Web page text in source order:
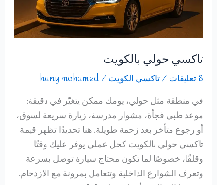
تاكسي حولي بالكويت
8 تعليقات /تاكسي الكويت/
hany mohamed
في منطقة مثل حولي، يومك ممكن يتغيّر في دقيقة:
موعد طبي فجأة، مشوار مدرسة، زيارة سريعة لسوق،
أو رجوع متأخر بعد زحمة طويلة. هنا تحديدًا تظهر قيمة
تاكسي حولي بالكويت كحل عملي يوفر عليك وقتًا
وقلقًا، خصوصًا لما تكون محتاج سيارة توصل بسرعة
وتعرف الشوارع الداخلية وتتعامل بمرونة مع الازدحام.